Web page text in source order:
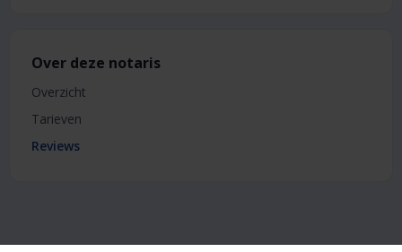
Over deze notaris
Overzicht
Tarieven
Reviews